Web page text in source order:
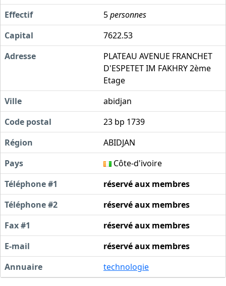
Effectif
5personnes
Capital
7622.53
Adresse
PLATEAU AVENUE FRANCHET
D'ESPETET IM FAKHRY 2ème
Etage
Ville
abidjan
Code postal
23 bp 1739
Région
ABIDJAN
Pays
Côte-d'ivoire
Téléphone #1
réservé aux membres
Téléphone #2
réservé aux membres
Fax #1
réservé aux membres
E-mail
réservé aux membres
Annuaire
technologie